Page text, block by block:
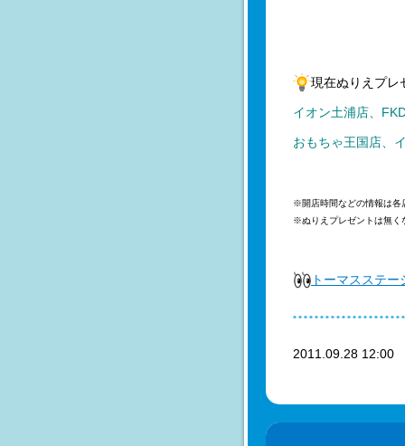
現在ぬりえプレ
イオン土浦店、
おもちゃ王国店、
※開店時間などの情報は各
※ぬりえプレゼントは無く
トーマスステ
2011.09.28